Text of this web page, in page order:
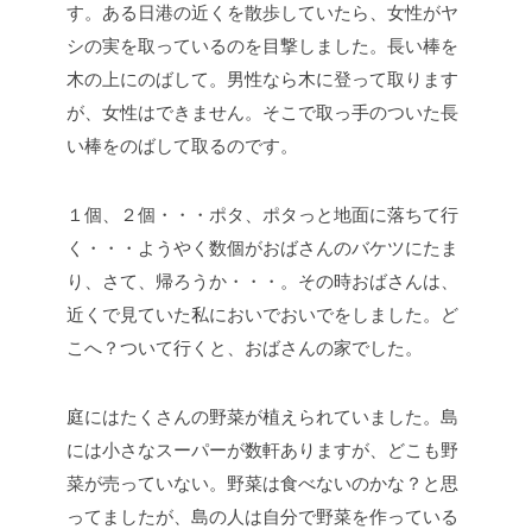
す。ある日港の近くを散歩していたら、女性がヤ
シの実を取っているのを目撃しました。長い棒を
木の上にのばして。男性なら木に登って取ります
が、女性はできません。そこで取っ手のついた長
い棒をのばして取るのです。
１個、２個・・・ポタ、ポタっと地面に落ちて行
く・・・ようやく数個がおばさんのバケツにたま
り、さて、帰ろうか・・・。その時おばさんは、
近くで見ていた私においでおいでをしました。ど
こへ？ついて行くと、おばさんの家でした。
庭にはたくさんの野菜が植えられていました。島
には小さなスーパーが数軒ありますが、どこも野
菜が売っていない。野菜は食べないのかな？と思
ってましたが、島の人は自分で野菜を作っている